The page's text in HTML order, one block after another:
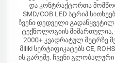
და კონტრაქტორთა
SMD/COB LED სტრიპ
ჩვენი დედველი
ტექნოლოგიის
2000+ კვადრატულ მეტრზე
მiliki სერტიფიკატებს CE,
ის გარეშე. ჩვენი